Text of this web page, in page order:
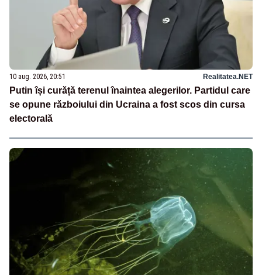
10 aug. 2026, 20:51 Realitatea.NET
Putin își curăță terenul înaintea alegerilor. Partidul care
se opune războiului din Ucraina a fost scos din cursa
electorală